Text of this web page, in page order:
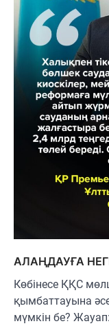
АЛАҢДАУҒА
Көбінесе ҚҚС
қымбаттауына
мүмкін бе?